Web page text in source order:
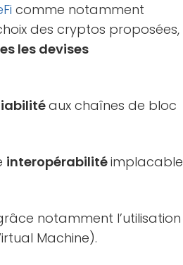
comme notamment
des cryptos proposées,
les devises
aux chaînes de bloc
interopérabilitéimplacable
notamment l’utilisation
Machine).